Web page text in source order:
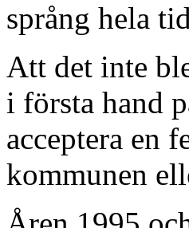
språng hela
Att det inte
i första hand
acceptera en
kommunen